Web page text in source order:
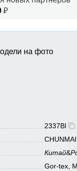
₽
на фото
2337Bl
CHUNMAI
Китай&
Gor-tex,